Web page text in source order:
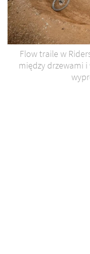
Flow traile w
między drzewami